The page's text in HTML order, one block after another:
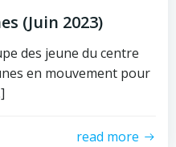
(Juin 2023)
des jeune du centre
en mouvement pour
read more